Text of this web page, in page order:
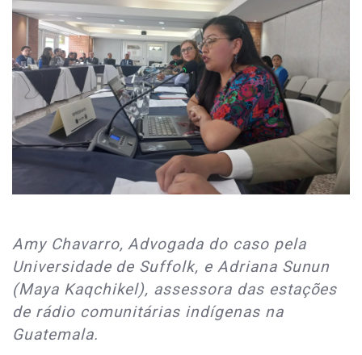
Amy Chavarro, Advogada do caso pela
Universidade de Suffolk, e Adriana Sunun
(Maya Kaqchikel), assessora das estações
de rádio comunitárias indígenas na
Guatemala.